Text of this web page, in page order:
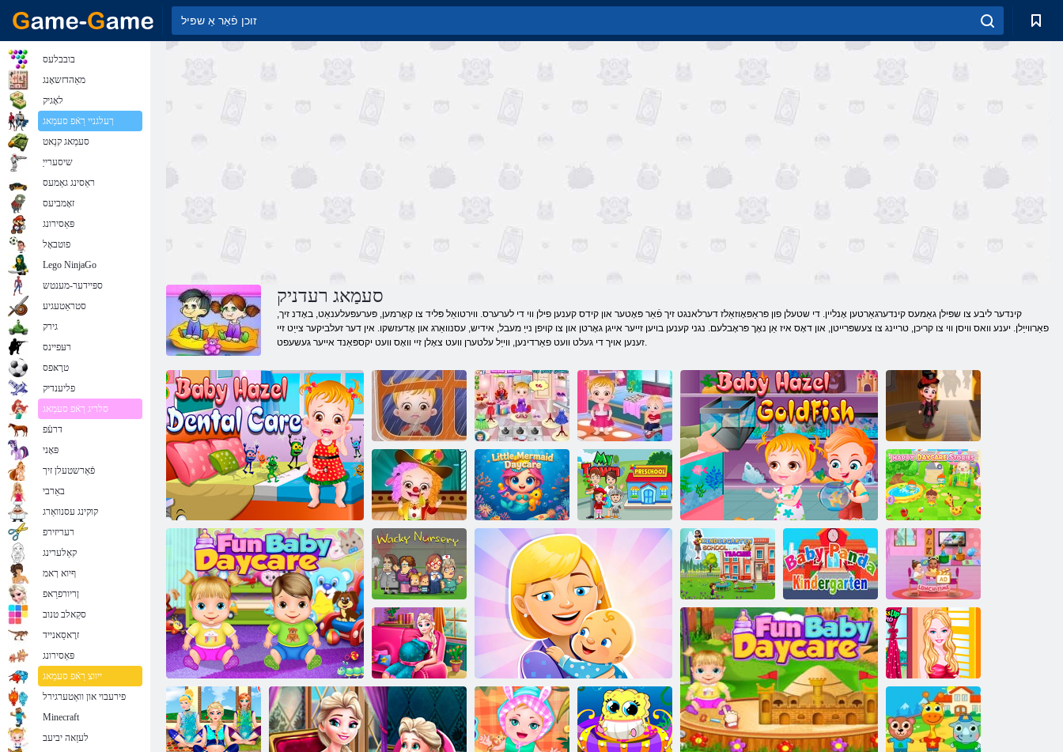
סעמַאג רעדניק
קינדער ליבע צו שפּילן גאַמעס קינדערגאַרטען אָנליין. די שטעלן פון פּראַפּאָוזאַלז דערלאנגט זיך פֿאַר פּאָטער און קידס קענען פילן ווי די לערערס. ווירטואַל פּליד צו קאָרמען, פּערעפּעלענאַט, באָדנ זיך,
פאַרווייַלן. יענע וואס וויסן ווי צו קריכן, טריינג צו צעשפּרייטן, און דאָס איז אַן נאָך פּראָבלעם. נגני קענען בויען זייער אייגן גאָרטן און צו קויפן נייַ מעבל, אידיש, עסנוואַרג און אָדעזשקו. אין דער זעלביקער צייַט זיי
זענען אויך די געלט וועט פאַרדינען, ווייַל עלטערן וועט צאָלן זיי וואָס וועט יקספּאַנד אייער געשעפט.
בעיבי האַזעל דענטאַל קער
בעיבי האַזעל:
פֿאָטערס טאָג
בעיבי האַזעל
פלאָווער גירל
בעיבי האַזעל: אַ
טאָג אין די גאָרטן
בעיבי האַזעל גאָלדפיש
בעיבי האַזעל
האַללאָוועען
קאַסטלע
בעיבי האַזעל:
יערלעך טאָג פון
שולע
ערַאקַייד
דיַאמרעמ ןיילק
לוקסירּפ ןוַאט ןַיימ
סעירָאטס
ערַאקַייד לזמ
Wacky רעמיצ -
רעדניק
רערעל עלוש
ןעטרַאגרעדניק
ןעטרַאגרעדניק
ַאדנַאּפ יביעב
ערַאקַייד לדיימ
יביעב סיז
טרובעג יביעב
ַאסלע רעגנַאווש
רעק ןרעגנאווש
יברַאב
בובבלעס
מאַהדזשאָנג
לאָגיק
ךעלגניי רַאֿפ סעמַאג
סעמַאג קנַאט
שיסערייַ
ראַסינג גאַמעס
זאָמביעס
פּאַסירונג
פוטבאָל
Lego NinjaGo
ספּיידער-מענטש
סטראַטעגיע
גירק
רעּפיינס
טרָאּפס
פליענדיק
סלריג רַאֿפ סעמַאג
דרעֿפ
פּאָני
פֿאַרשטעלן זיך
באַרבי
קוקינג עסנוואַרג
רעריזירפ
קאַלערינג
ףיוא ךאמ
ןריורפרַאפ
סקַאלב טנוב
זרָאסַאנייד
פּאַסירונג
ייווצ רַאֿפ סעמַאג
פירעבוי און וואַטערגירל
Minecraft
לעזַאה יביעב